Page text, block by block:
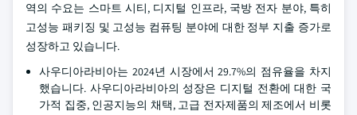
역의 수요는 스마트 시티, 디지털 인프라, 국방 전자 분야, 특히
고성능 패키징 및 고성능 컴퓨팅 분야에 대한 정부 지출 증가로
성장하고 있습니다.
사우디아라비아는 2024년 시장에서 29.7%의 점유율을 차지
했습니다. 사우디아라비아의 성장은 디지털 전환에 대한 국
가적 집중, 인공지능의 채택, 고급 전자제품의 제조에서 비롯